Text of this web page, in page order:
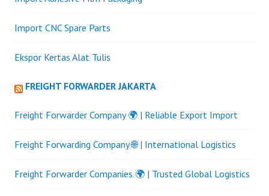
Import CNC Spare Parts
Ekspor Kertas Alat Tulis
FREIGHT FORWARDER JAKARTA
Freight Forwarder Company 🌍 | Reliable Export Import
Freight Forwarding Company 🌐 | International Logistics
Freight Forwarder Companies 🌍 | Trusted Global Logistics